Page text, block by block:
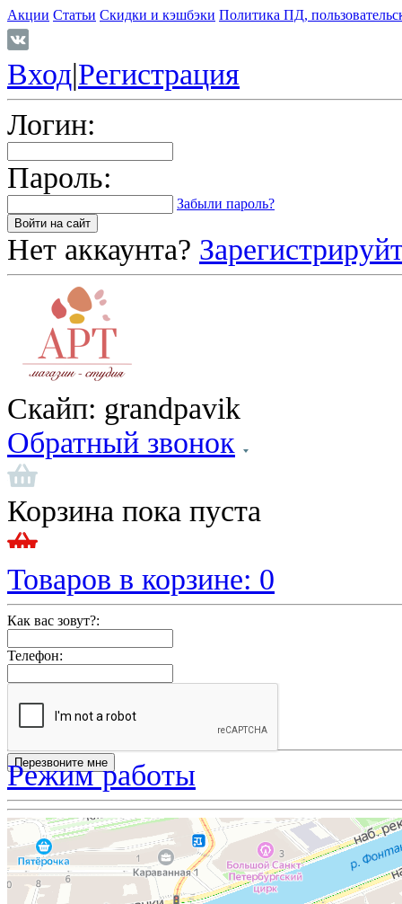
Акции Статьи Скидки и кэшбэки Политика ПД,
Вход|Регистрация
Логин:
Пароль:
Забыли пароль?
Нет аккаунта?
Скайп: grandpavik
Обратный звонок
Корзина пока пуста
Товаров в корзине: 0
Как вас зовут?:
Телефон:
Режим работы